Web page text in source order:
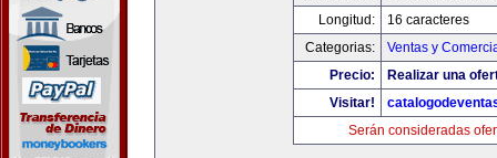
Longitud:
16 caracteres
Categorias:
Ventas y
Precio:
Realizar una
Visitar!
Serán consideradas